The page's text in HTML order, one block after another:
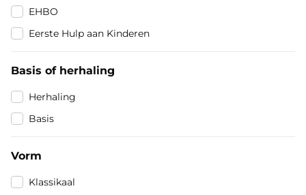
EHBO
Eerste Hulp aan Kinderen
Basis of herhaling
Basis of herhaling
Herhaling
Basis
Vorm
VormKlassikaal